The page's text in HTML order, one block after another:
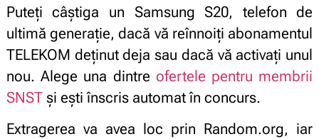
Puteți câștiga un Samsung S20, telefon de
ultimă generație, dacă vă reînnoiți abonamentul
TELEKOM deținut deja sau dacă vă activați unul
nou. Alege una dintre ofertele pentru membrii
SNSTși ești înscris automat în concurs.
Extragerea va avea loc prin Random.org, iar